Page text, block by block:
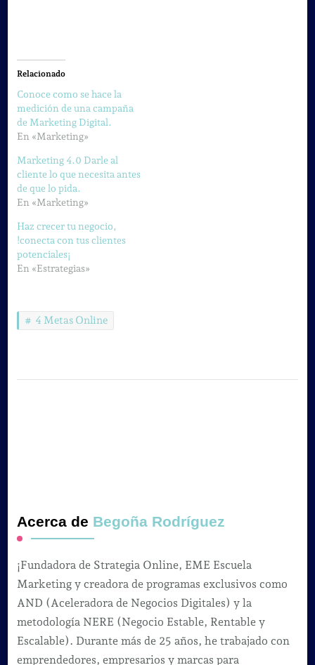
Relacionado
Conoce como se hace la
medición de una campaña
de Marketing Digital.
En «Marketing»
Marketing 4.0 Darle al
cliente lo que necesita antes
de que lo pida.
En «Marketing»
Haz crecer tu negocio,
!conecta con tus clientes
potenciales¡
En «Estrategias»
4 Metas Online
Acerca de Begoña Rodríguez
¡Fundadora de Strategia Online, EME Escuela
Marketing y creadora de programas exclusivos como
AND (Aceleradora de Negocios Digitales) y la
metodología NERE (Negocio Estable, Rentable y
Escalable). Durante más de 25 años, he trabajado con
emprendedores, empresarios y marcas para